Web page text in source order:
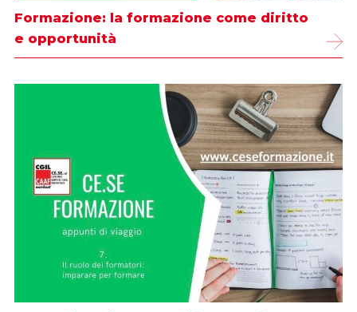
Formazione: la formazione come diritto
e opportunità